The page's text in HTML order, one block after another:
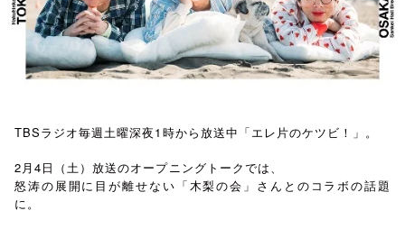
TBSラジオ毎週土曜深夜1時から放送中「エレ片のケツビ！」。
2月4日（土）放送のオープニングトークでは、
怒涛の展開に目が離せない「木梨の会」さんとのコラボの話題
に。